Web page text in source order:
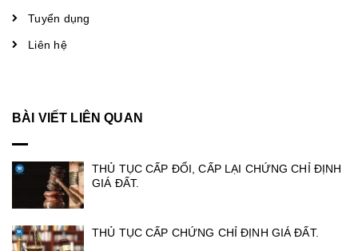
Tuyển dụng
Liên hệ
BÀI VIẾT LIÊN QUAN
THỦ TỤC CẤP ĐỔI, CẤP LẠI CHỨNG CHỈ ĐỊNH
GIÁ ĐẤT.
THỦ TỤC CẤP CHỨNG CHỈ ĐỊNH GIÁ ĐẤT.